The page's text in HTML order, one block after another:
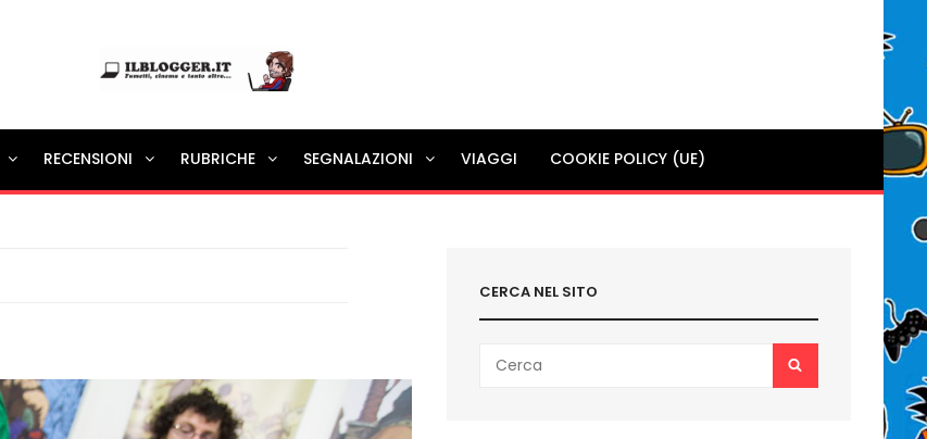
Ilblogger.it
Il portalino di blog |
RECENSIONI RUBRICHE SEGNALAZIONI VIAGGI COOKIE POLICY (UE)
CERCA NEL SITO
for: